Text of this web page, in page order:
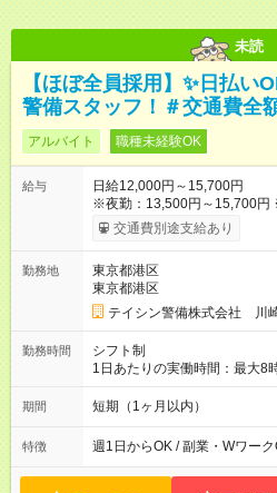
未読
【ほぼ全員採用】✨日払い
警備スタッフ！＃交通費全
アルバイト 職種未経験OK
給与
日給12,000円～15,700円
※夜勤：13,500円～15,700円
×3日間／計21時間） ✅早上がりでも日給全額保証◎ ✅寮完備！
即入居OK！ ✅週1日～勤務
得費用は会社が全額負担します。 ＜＜ ✨紹介報奨金キャン
ン✨ ＞＞ 紹介する側＆入社す
て、下記報奨金を支給♪ ■紹介
円 ■入社者（即戦力）：最大7万円 【試用期間】試用期
用期間の長さ：2ヶ月 雇用形
交通費別途支給あり
勤務地
東京都港区
東京都港区
テイシン警備株式会社 川
勤務時間
シフト制
1日あたりの実働時間：最大8時間/日 ＜勤務時間帯＞
～18時00分 ・20時00分～05時00分 ◎週1日から勤
週間ごとの自己申告制シフト
イフスタイルに合わせた働き
に取得可能です！
期間 短期（1ヶ月以内）
特徴 週1日からOK / 副業・Wワー